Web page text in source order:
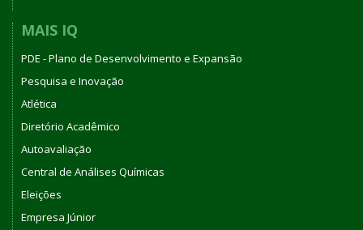
MAIS IQ
PDE - Plano de Desenvolvimento e Expansão
Pesquisa e Inovação
Atlética
Diretório Acadêmico
Autoavaliação
Central de Análises Químicas
Eleições
Empresa Júnior